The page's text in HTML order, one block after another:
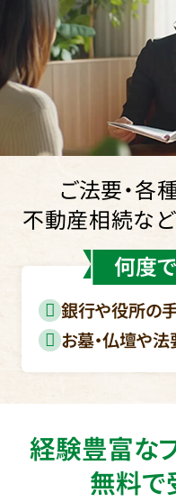
ご法要・各
不動産相続など
何度
銀行や役所の
お墓・仏壇や
経験豊富な
無料で